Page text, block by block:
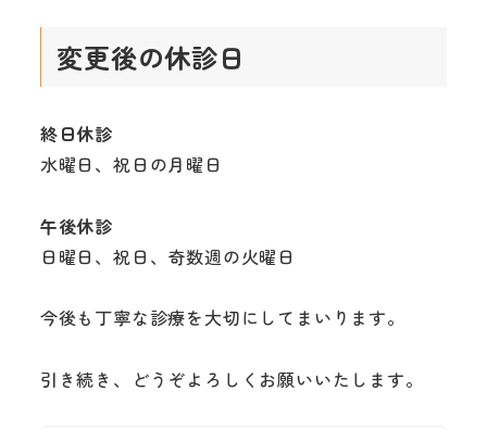
変更後の休診日
終日休診
水曜日、祝日の月曜日
午後休診
日曜日、祝日、奇数週の火曜日
今後も丁寧な診療を大切にしてまいります。
引き続き、どうぞよろしくお願いいたします。